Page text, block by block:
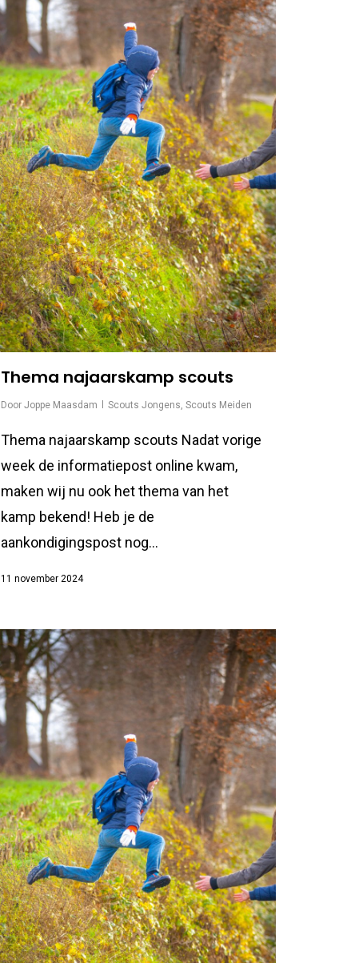
Thema najaarskamp scouts
Door Joppe Maasdam Scouts Jongens, Scouts Meiden
Thema najaarskamp scouts Nadat vorige
week de informatiepost online kwam,
maken wij nu ook het thema van het
kamp bekend! Heb je de
aankondigingspost nog...
11 november 2024